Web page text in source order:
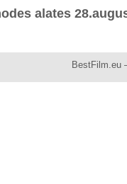
alates
BestFilm.eu